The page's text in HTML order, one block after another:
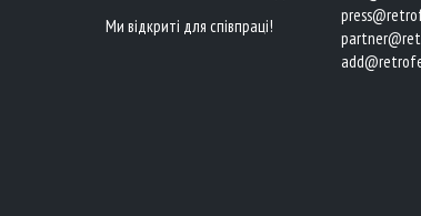
Ми відкриті для співпраці!